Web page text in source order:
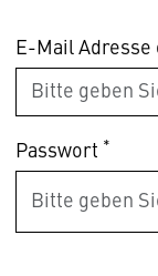
E-Mail
Passwort *